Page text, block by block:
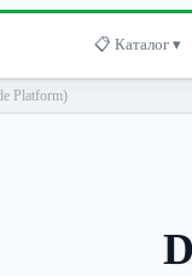
📋 Каталог ▾
Platform)